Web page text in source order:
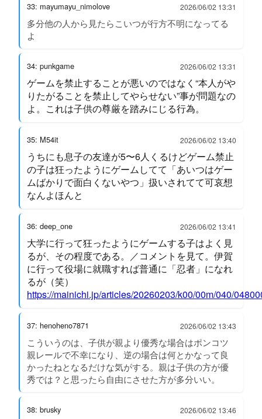
33: mayumayu_nimolove 2026/06/02 13:31
多分他の人から見たらこいつが行方不明になってる
よ
34: punkgame 2026/06/02 13:31
ゲームを禁止することが悪いのではなく“本人がや
りたがることを禁止してやらせない”事が問題なの
よ。これは子供の尊厳を踏みにじる行為。
35: M54it 2026/06/02 13:40
うちにも息子の友達が5〜6人くるけどゲーム禁止
の子は狂ったようにゲームしてて「あいつはゲー
ムばかりで面白くないやつ」扱いされてて可哀想
なんよほんと
36: deep_one 2026/06/02 13:41
大学に行って狂ったようにゲームする子はよく見
るが、その程度である。／コメントを見て。伊賀
に行って役場に就職すれば普通に「忍者」になれ
るが（笑）
https://mainichi.jp/articles/20260203/k00/00m/040/
37: henoheno7871 2026/06/02 13:43
こういうのは、子供が親より優秀な場合はポンコツ
親レールで不幸になり、逆の場合は何とかなって良
かったねとなるだけな気がする。親は子供の方が優
秀では？と思ったら自由にさせた方が多分いい。
38: brusky 2026/06/02 13:46